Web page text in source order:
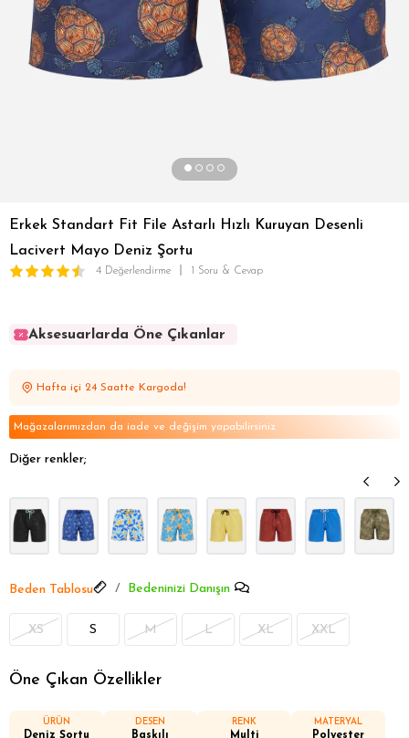
Erkek Standart Fit File Astarlı Hızlı Kuruyan Desenli
Lacivert Mayo Deniz Şortu
4 Değerlendirme 1 Soru & Cevap
Aksesuarlarda Öne Çıkanlar
Aksesuarlarda Öne Çıkanlar
Hafta içi 24 Saatte Kargoda!
Mağazalarımızdan da iade ve değişim yapabilirsiniz
Diğer renkler;
Beden Tablosu Bedeninizi Danışın
XS S M L XL XXL
Öne Çıkan Özellikler
ÜRÜN
Deniz Şortu
DESEN
Baskılı
RENK
Multi
MATERYAL
Polyester